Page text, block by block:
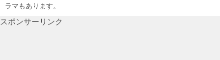
ラマもあります。
スポンサーリンク